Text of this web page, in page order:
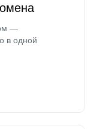
—
в одной